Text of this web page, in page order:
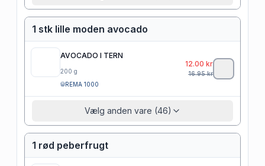
1 stk lille moden avocado
AVOCADO I TERN
200 g
REMA 1000
12.00 kr
16.95kr
Vælg anden vare (46)
1 rød peberfrugt